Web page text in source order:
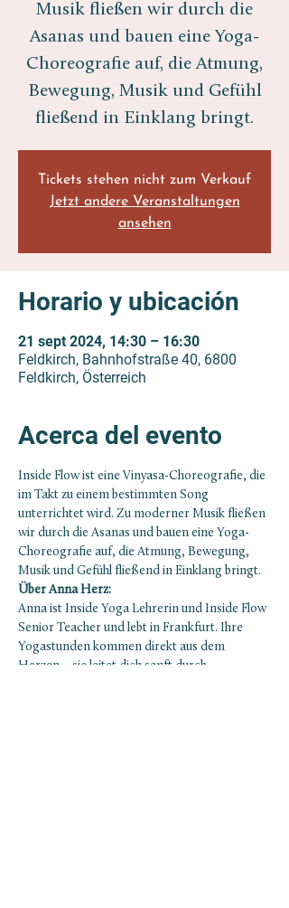
Musik fließen wir durch die
Asanas und bauen eine Yoga-
Choreografie auf, die Atmung,
Bewegung, Musik und Gefühl
fließend in Einklang bringt.
Tickets stehen nicht zum Verkauf
Jetzt andere Veranstaltungen
ansehen
Horario y ubicación
21 sept 2024, 14:30 – 16:30
Feldkirch, Bahnhofstraße 40, 6800
Feldkirch, Österreich
Acerca del evento
Inside Flow ist eine Vinyasa-Choreografie, die
im Takt zu einem bestimmten Song
unterrichtet wird. Zu moderner Musik fließen
wir durch die Asanas und bauen eine Yoga-
Choreografie auf, die Atmung, Bewegung,
Musik und Gefühl fließend in Einklang bringt.
Über Anna Herz:
Anna ist Inside Yoga Lehrerin und Inside Flow
Senior Teacher und lebt in Frankfurt. Ihre
Yogastunden kommen direkt aus dem
Herzen – sie leitet dich sanft durch